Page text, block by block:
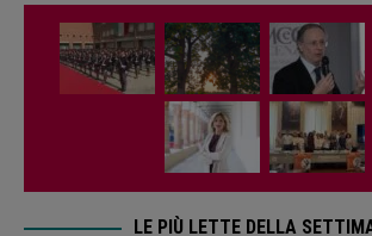
LE PIÙ LETTE DELLA